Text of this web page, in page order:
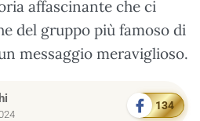
affascinante che ci
del gruppo più famoso di
messaggio meraviglioso.
134